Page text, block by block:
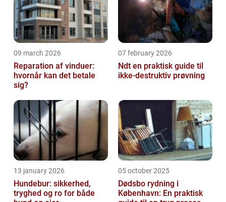
09 march 2026
Reparation af vinduer:
hvornår kan det betale
sig?
07 february 2026
Ndt en praktisk guide til
ikke-destruktiv prøvning
13 january 2026
Hundebur: sikkerhed,
tryghed og ro for både
05 october 2025
Dødsbo rydning i
København: En praktisk